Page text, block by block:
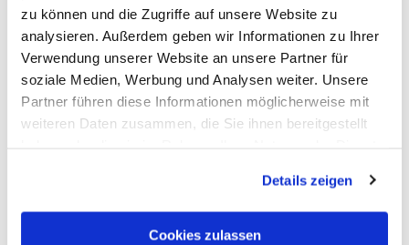
zu können und die Zugriffe auf unsere Website zu
analysieren. Außerdem geben wir Informationen zu Ihrer
Verwendung unserer Website an unsere Partner für
soziale Medien, Werbung und Analysen weiter. Unsere
Partner führen diese Informationen möglicherweise mit
weiteren Daten zusammen, die Sie ihnen bereitgestellt
Cookies, wenn Sie unsere Webseite weiterhin nutzen.
Details zeigen
Cookies zulassen
Öffnungszeiten